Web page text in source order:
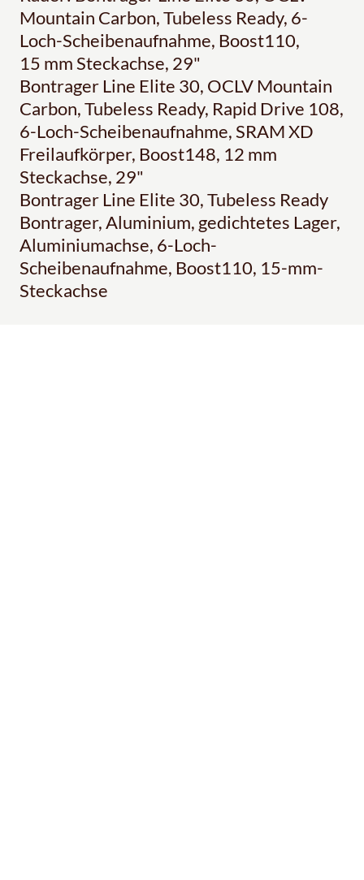
Mountain Carbon, Tubeless Ready, 6-
Loch-Scheibenaufnahme, Boost110,
15 mm Steckachse, 29"
Bontrager Line Elite 30, OCLV Mountain
Carbon, Tubeless Ready, Rapid Drive 108,
6-Loch-Scheibenaufnahme, SRAM XD
Freilaufkörper, Boost148, 12 mm
Steckachse, 29"
Bontrager Line Elite 30, Tubeless Ready
Bontrager, Aluminium, gedichtetes Lager,
Aluminiumachse, 6-Loch-
Scheibenaufnahme, Boost110, 15-mm-
Steckachse